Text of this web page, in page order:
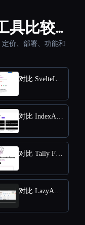
具比较…
价、部署、功能和